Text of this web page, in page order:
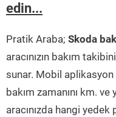
edin...
Pratik Araba; Skoda
aracınızın bakım
sunar. Mobil
bakım zamanını km.
aracınızda hangi